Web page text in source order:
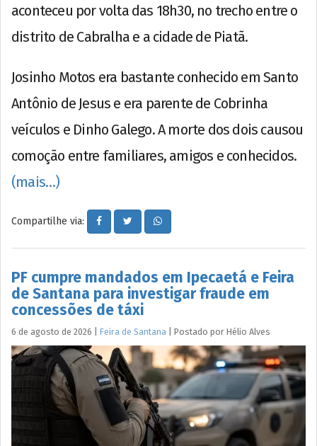
aconteceu por volta das 18h30, no trecho entre o
distrito de Cabralha e a cidade de Piatã.
Josinho Motos era bastante conhecido em Santo
Antônio de Jesus e era parente de Cobrinha
veículos e Dinho Galego. A morte dos dois causou
comoção entre familiares, amigos e conhecidos.
(mais…)
Compartilhe via:
PF cumpre mandados em Ipecaetá e Feira
de Santana para investigar fraude em
concessões de táxi
6 de agosto de 2026 Feira de Santana Postado por Hélio Alves